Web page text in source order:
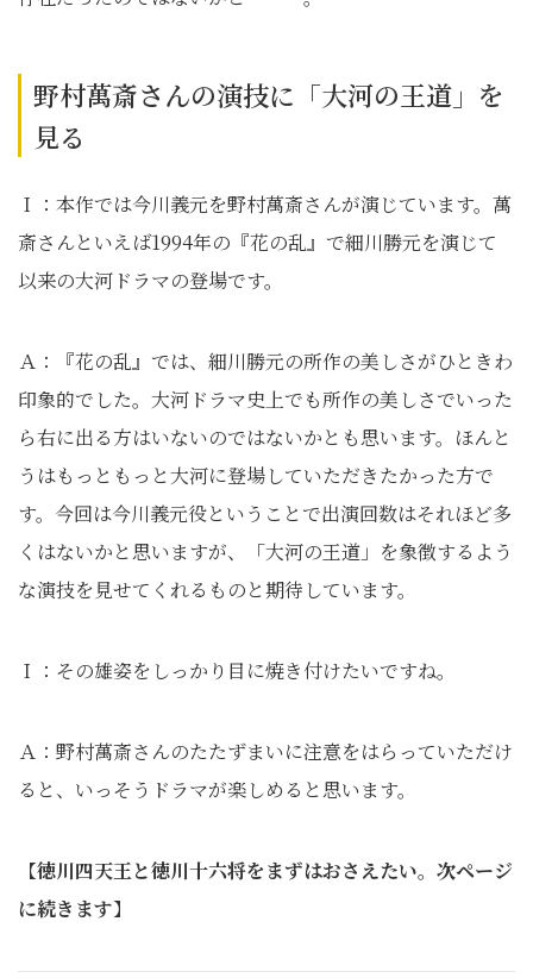
野村萬斎さんの演技に「大河の王道」を
見る
Ｉ：本作では今川義元を野村萬斎さんが演じています。萬
斎さんといえば1994年の『花の乱』で細川勝元を演じて
以来の大河ドラマの登場です。
Ａ：『花の乱』では、細川勝元の所作の美しさがひときわ
印象的でした。大河ドラマ史上でも所作の美しさでいった
ら右に出る方はいないのではないかとも思います。ほんと
うはもっともっと大河に登場していただきたかった方で
す。今回は今川義元役ということで出演回数はそれほど多
くはないかと思いますが、「大河の王道」を象徴するよう
な演技を見せてくれるものと期待しています。
Ｉ：その雄姿をしっかり目に焼き付けたいですね。
Ａ：野村萬斎さんのたたずまいに注意をはらっていただけ
ると、いっそうドラマが楽しめると思います。
【徳川四天王と徳川十六将をまずはおさえたい。次ページ
に続きます】